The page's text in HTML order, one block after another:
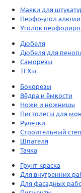
Маяки для
Перфо-угол
Уголок
Дюбеля
Дюбеля для
Саморезы
ТЕХы
Бокорезы
Вёдра и ёмкости
Ножи и ножницы
Пистолеты для
Рулетки
Строительный
Шпателя
Тачка
Грунт-краска
Для внутренних
Для фасадных